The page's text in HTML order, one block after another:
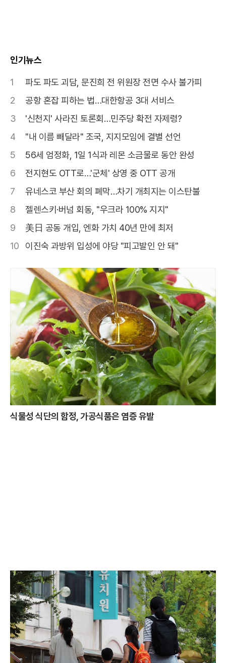
인기뉴스
1
파도 파도 괴담, 문진희 전 위원장 전면 수사 불가피
2
공항 혼잡 피하는 법…대한항공 3대 서비스
3
'신천지' 사라진 토론회…민주당 확전 자제령?
4
"내 이름 빼달라" 조국, 지지모임에 결별 선언
5
56세 엄정화, 1일 1식과 레몬 소금물로 동안 완성
6
전지현도 OTT로…'군체' 상영 중 OTT 공개
7
유네스코 부산 회의 폐막…차기 개최지는 이스탄불
8
젤렌스키·버넘 회동, "우크라 100% 지지"
9
美日 공동 개입, 엔화 가치 40년 만에 최저
10
이진숙 과방위 입성에 야당 "피고발인 안 돼"
식물성 식단의 함정, 가공식품은 염증 유발